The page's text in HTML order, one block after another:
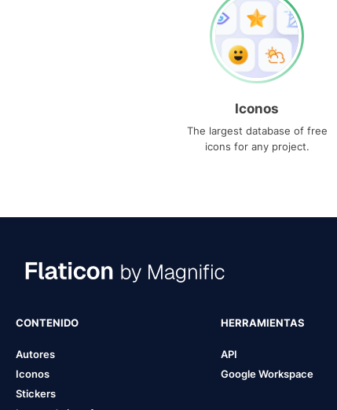
Iconos
The largest database of free
icons for any project.
CONTENIDO
Autores
Iconos
Stickers
HERRAMIENTAS
API
Google Workspace